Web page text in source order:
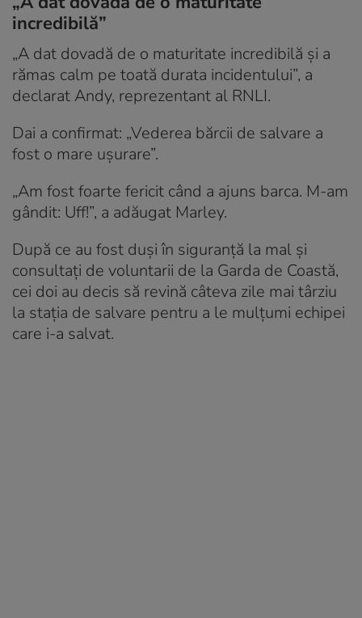
incredibilă”
„A dat dovadă de o maturitate incredibilă și a
rămas calm pe toată durata incidentului”, a
declarat Andy, reprezentant al RNLI.
Dai a confirmat: „Vederea bărcii de salvare a
fost o mare ușurare”.
„Am fost foarte fericit când a ajuns barca. M-am
gândit: Uff!”, a adăugat Marley.
După ce au fost duși în siguranță la mal și
consultați de voluntarii de la Garda de Coastă,
cei doi au decis să revină câteva zile mai târziu
la stația de salvare pentru a le mulțumi echipei
care i-a salvat.